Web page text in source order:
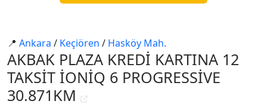
📍 Ankara / Keçi̇ören / Hasköy Mah.
AKBAK PLAZA KREDİ KARTINA 12
TAKSİT İONİQ 6 PROGRESSİVE
30.871KM